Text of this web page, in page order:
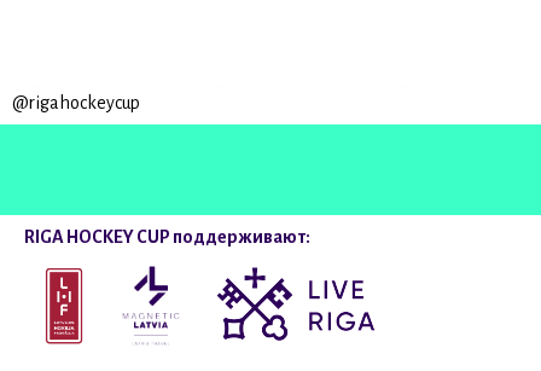
@rigahockeycup
RIGA HOCKEY CUP поддерживают: